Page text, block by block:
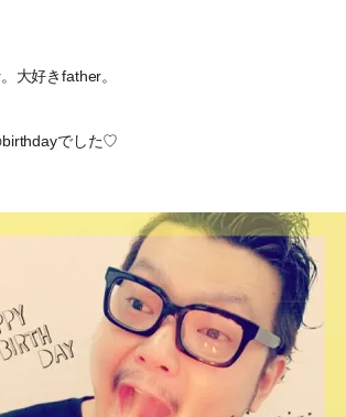
大好きfather。
birthdayでした♡